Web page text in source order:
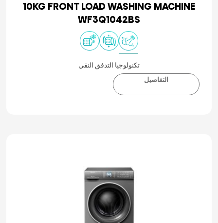
10KG FRONT LOAD WASHING MACHINE
WF3Q1042BS
تكنولوجيا التدفق النقي
التفاصيل